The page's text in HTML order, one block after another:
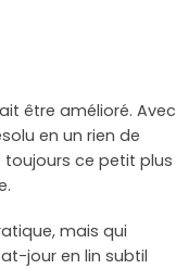
être amélioré. Avec
en un rien de
toujours ce petit plus
mais qui
jour en lin subtil